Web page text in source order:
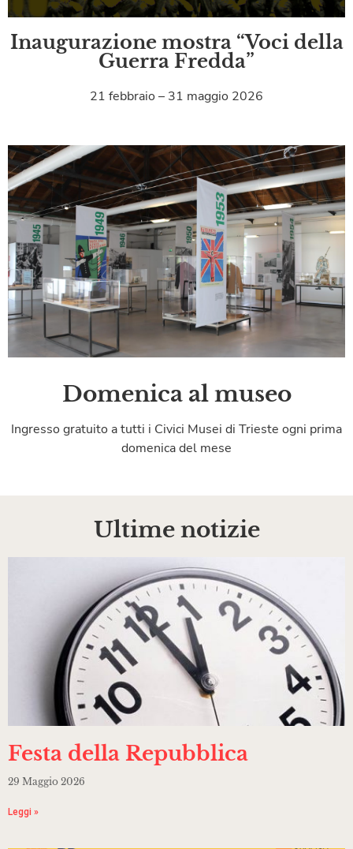
Inaugurazione mostra “Voci della
Guerra Fredda”
21 febbraio – 31 maggio 2026
Domenica al museo
Ingresso gratuito a tutti i Civici Musei di Trieste ogni prima
domenica del mese
Ultime notizie
Festa della Repubblica
29 Maggio 2026
Leggi »